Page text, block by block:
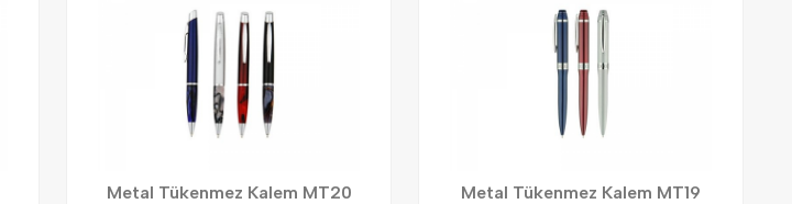
Metal Tükenmez Kalem MT20 Metal Tükenmez Kalem MT19